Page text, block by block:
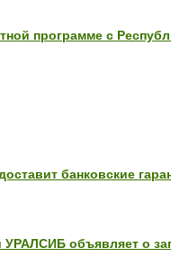
программе с
банковские
объявляет о